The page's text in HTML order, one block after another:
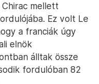
mellett
Ez volt Le
a franciák úgy
elnök
álltak össze
fordulóban 82